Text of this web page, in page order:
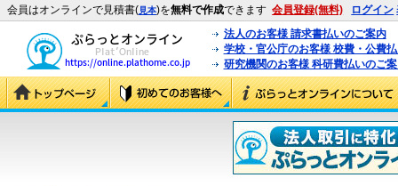
会員はオンラインで見積書(見本)を無料で作成できます 会員登録(無料) ログイン
法人のお客様 請求書払いのご案内
学校・官公庁のお客様 校費・公費
研究機関のお客様 科研費払いのご